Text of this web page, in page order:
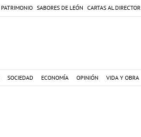
PATRIMONIO SABORES DE LEÓN CARTAS AL DIRECTOR
SOCIEDAD ECONOMÍA OPINIÓN VIDA Y OBRA